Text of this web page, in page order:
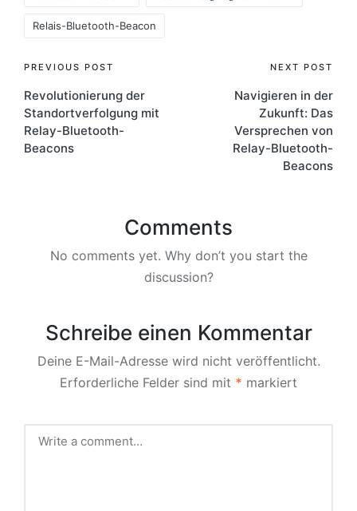
Relais-Bluetooth-Beacon
Post
navigation
PREVIOUS POST
Revolutionierung der
Standortverfolgung mit
Relay-Bluetooth-
Beacons
NEXT POST
Navigieren in der
Zukunft: Das
Versprechen von
Relay-Bluetooth-
Beacons
Comments
No comments yet. Why don’t you start the
discussion?
Schreibe einen Kommentar
Deine E-Mail-Adresse wird nicht veröffentlicht.
Erforderliche Felder sind mit * markiert